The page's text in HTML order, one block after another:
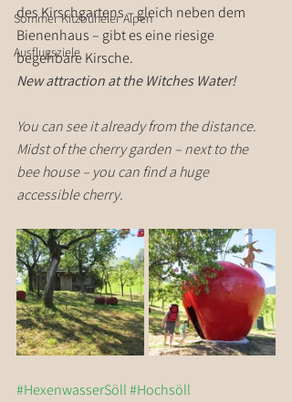
Sommer Kitzbüheler Alpen
Ausflugsziele
des Kirschgartens – gleich neben dem
Bienenhaus – gibt es eine riesige
begehbare Kirsche.
New attraction at the Witches Water!
You can see it already from the distance.
Midst of the cherry garden – next to the
bee house – you can find a huge
accessible cherry.
#HexenwasserSöll#Hochsöll